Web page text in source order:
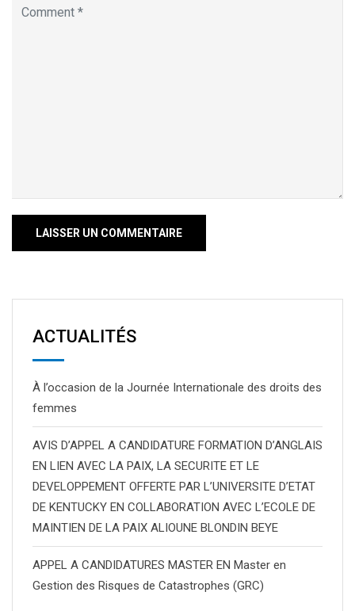
ACTUALITÉS
À l’occasion de la Journée Internationale des droits des
femmes
AVIS D’APPEL A CANDIDATURE FORMATION D’ANGLAIS
EN LIEN AVEC LA PAIX, LA SECURITE ET LE
DEVELOPPEMENT OFFERTE PAR L’UNIVERSITE D’ETAT
DE KENTUCKY EN COLLABORATION AVEC L’ECOLE DE
MAINTIEN DE LA PAIX ALIOUNE BLONDIN BEYE
APPEL A CANDIDATURES MASTER EN Master en
Gestion des Risques de Catastrophes (GRC)